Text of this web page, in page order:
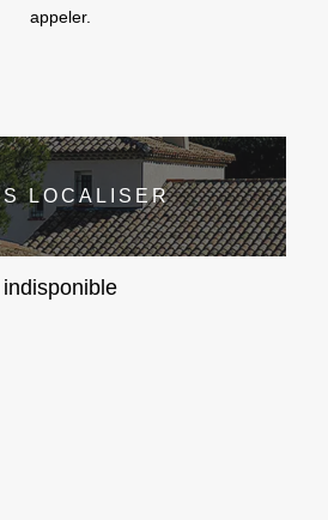
appeler.
LOCALISER
indisponible